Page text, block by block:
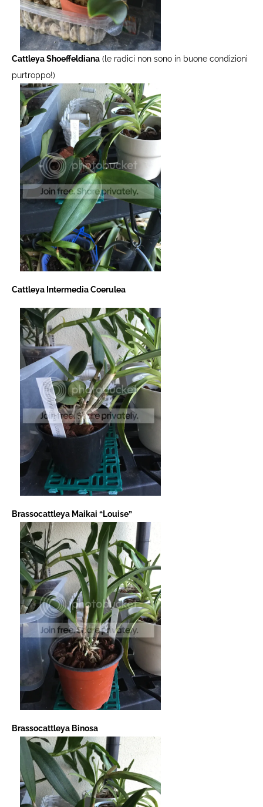
Cattleya Shoeffeldiana (le radici non sono in buone condizioni
purtroppo!)
Cattleya Intermedia Coerulea
Brassocattleya Maikai “Louise”
Brassocattleya Binosa